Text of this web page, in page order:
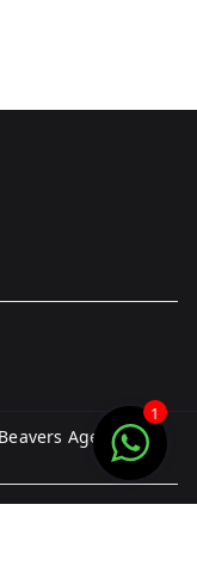
Agency
1